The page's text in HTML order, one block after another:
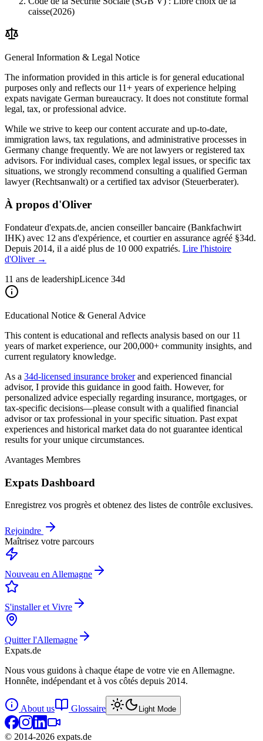
caisse(2026)
General Information & Legal Notice
The information provided in this article is for general educational
purposes only and reflects our 11+ years of experience helping
expats navigate German bureaucracy. It does not constitute formal
legal, tax, or professional advice.
While we strive to keep our content accurate and up-to-date,
immigration laws, tax regulations, and administrative processes in
Germany change frequently. We are not lawyers or registered tax
advisors. For individual cases, complex legal issues, or specific tax
situations, we strongly recommend consulting a qualified German
lawyer (Rechtsanwalt) or a certified tax advisor (Steuerberater).
À propos d'Oliver
Fondateur d'expats.de, ancien conseiller bancaire (Bankfachwirt
IHK) avec 12 ans d'expérience, et courtier en assurance agréé §34d.
Depuis 2014, il a aidé plus de 10 000 expatriés. Lire l'histoire
d'Oliver →
11 ans de leadershipLicence 34d
Educational Notice & General Advice
This content is educational and reflects analysis based on our 11
years of market experience, our 200,000+ community insights, and
current regulatory knowledge.
As a 34d-licensed insurance brokerand experienced financial
advisor, I provide this guidance in good faith. However, for
personalized advice especially regarding insurance, mortgages, or
tax-specific decisions—please consult with a qualified financial
advisor or tax professional in your specific situation. Past expat
experiences and historical market data do not guarantee identical
results for your unique circumstances.
Avantages Membres
Expats Dashboard
Enregistrez vos progrès et obtenez des listes de contrôle exclusives.
Rejoindre
Maîtrisez votre parcours
Nouveau en Allemagne
S'installer et Vivre
Quitter l'Allemagne
Expats.de
Nous vous guidons à chaque étape de votre vie en Allemagne.
Honnête, indépendant et à vos côtés depuis 2014.
About us Glossaire Light Mode
© 2014-2026 expats.de